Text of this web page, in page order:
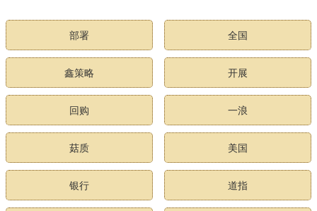
部署 全国
鑫策略 开展
回购 一浪
菇质 美国
银行 道指